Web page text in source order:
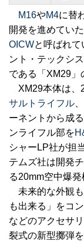
M16やM4に替
開発を進めてい
OICWと呼ばれ
ント・テックシ
である「XM29」
XM29本体は、
サルトライフル
ーネントから成
ンライフル部を
シャーLP社が担
テムズ社は開発
る20mm空中爆
未来的な外観も
も出来る」をコ
などのアクセサ
裂式の新型擲弾